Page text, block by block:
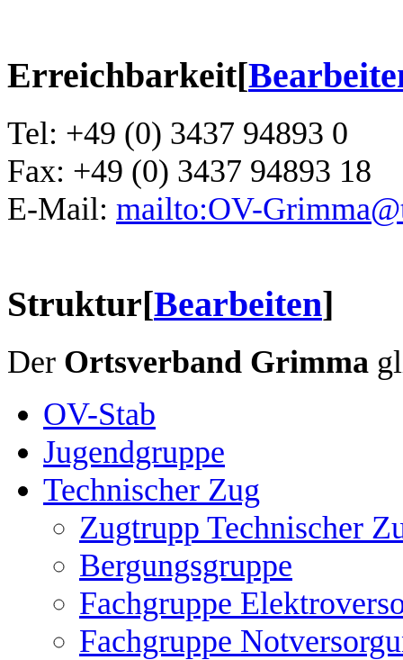
Erreichbarkeit[
Tel: +49 (0) 3437 94893 0
Fax: +49 (0) 3437 94893 18
E-Mail: mailto:OV-
Struktur[Bearbeiten]
Der Ortsverband Grimma
OV-Stab
Jugendgruppe
Technischer Zug
Zugtrupp Technischer
Bergungsgruppe
Fachgruppe
Fachgruppe